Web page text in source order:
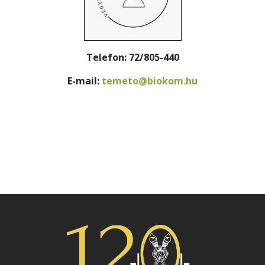
Telefon: 72/805-440
E-mail: temeto@biokom.hu